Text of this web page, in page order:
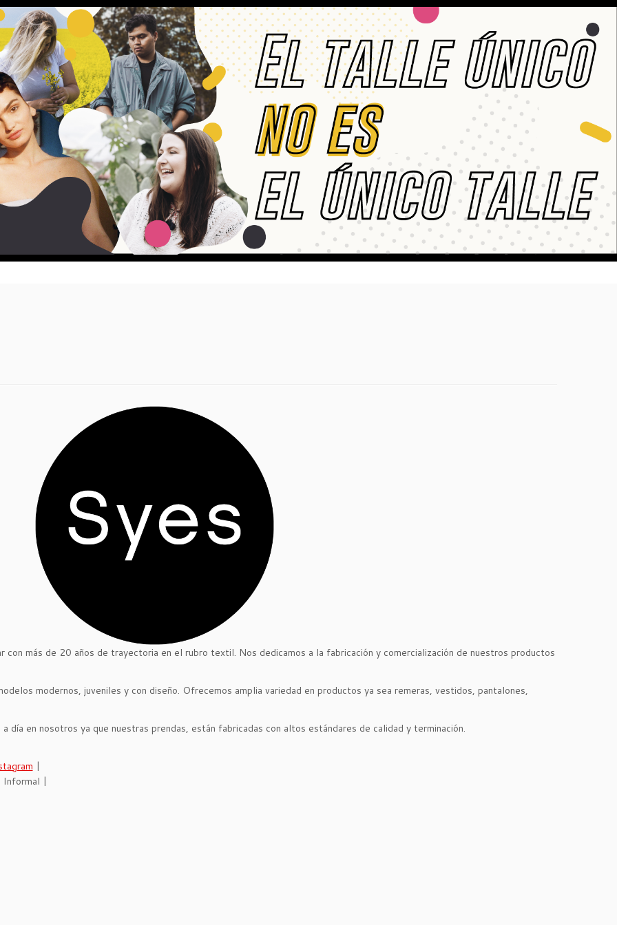
con más de 20 años de trayectoria en el rubro textil. Nos dedicamos a la fabricación y comercialización de nuestros productos
modernos, juveniles y con diseño. Ofrecemos amplia variedad en productos ya sea remeras, vestidos, pantalones,
en nosotros ya que nuestras prendas, están fabricadas con altos estándares de calidad y terminación.
|
Informal |